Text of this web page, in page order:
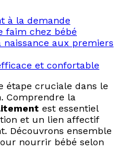
à la demande
faim chez bébé
naissance aux premiers
et confortable
étape cruciale dans le
Comprendre la
est essentiel
et un lien affectif
Découvrons ensemble
nourrir bébé selon